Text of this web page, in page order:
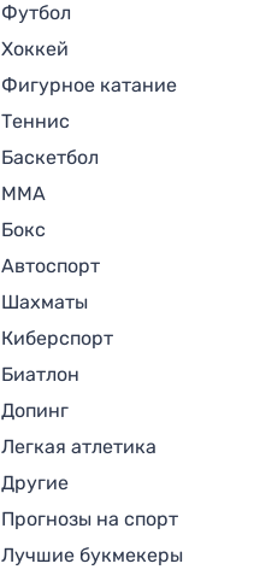
Футбол
Хоккей
Фигурное катание
Теннис
Баскетбол
MMA
Бокс
Автоспорт
Шахматы
Киберспорт
Биатлон
Допинг
Легкая атлетика
Другие
Прогнозы на спорт
Лучшие букмекеры